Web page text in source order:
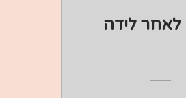
לידה